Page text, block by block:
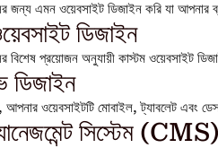
জন্য এমন ওয়েবসাইট ডিজাইন করি যা আপনার
ডিজাইন
বিশেষ প্রয়োজন অনুযায়ী কাস্টম ওয়েবসাইট
ডিজাইন
আপনার ওয়েবসাইটটি মোবাইল, ট্যাবলেট এবং
সিস্টেম (CMS)